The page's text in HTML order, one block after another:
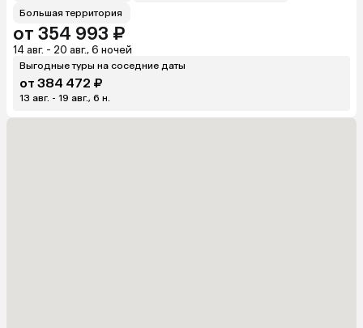
Большая территория
от 354 993 ₽
14 авг. - 20 авг., 6 ночей
Выгодные туры на соседние даты
от 384 472 ₽
13 авг. - 19 авг., 6 н.